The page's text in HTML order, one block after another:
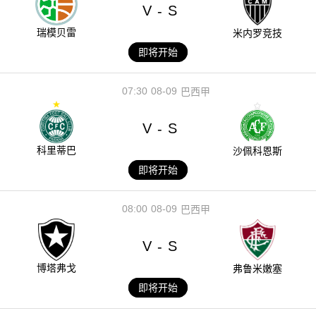
瑞模贝雷
V - S
米内罗竞技
即将开始
08-09
07:30 巴西甲
科里蒂巴
V - S
沙佩科恩斯
即将开始
08-09
08:00 巴西甲
博塔弗戈
V - S
弗鲁米嫩塞
即将开始